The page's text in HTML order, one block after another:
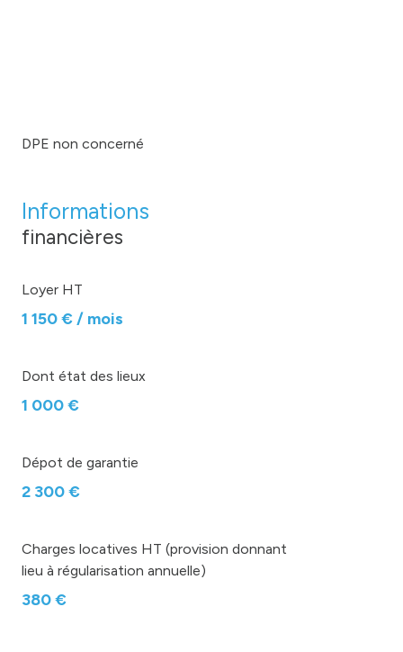
DPE non concerné
Informations
financières
Loyer HT
1 150 € / mois
Dont état des lieux
1 000 €
Dépot de garantie
2 300 €
Charges locatives HT (provision donnant
lieu à régularisation annuelle)
380 €